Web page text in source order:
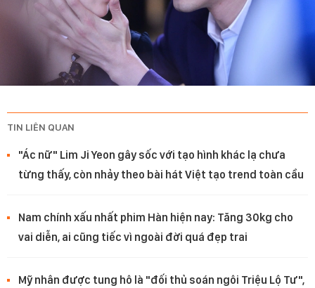
TIN LIÊN QUAN
"Ác nữ" Lim Ji Yeon gây sốc với tạo hình khác lạ chưa
từng thấy, còn nhảy theo bài hát Việt tạo trend toàn cầu
Nam chính xấu nhất phim Hàn hiện nay: Tăng 30kg cho
vai diễn, ai cũng tiếc vì ngoài đời quá đẹp trai
Mỹ nhân được tung hô là "đối thủ soán ngôi Triệu Lộ Tư",